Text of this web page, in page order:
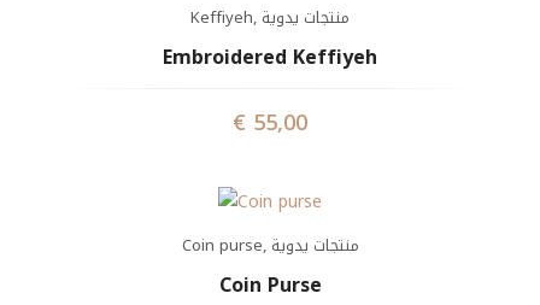
Keffiyeh, منتجات يدوية
Embroidered Keffiyeh
€ 55,00
Coin purse, منتجات يدوية
Coin Purse